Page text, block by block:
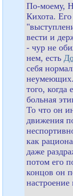
По-моему,
Кихота.
вести и
- чур не
нем, есть
себя
того, когда
больная
То что он
движения
как
даже
потом его
концов он